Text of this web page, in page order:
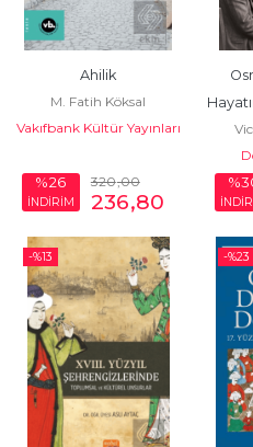
Ahilik
M. Fatih Köksal
Vakıfbank Kültür Yayınları
%26
İNDİRİM
320,00
236,80
-%13 -%23